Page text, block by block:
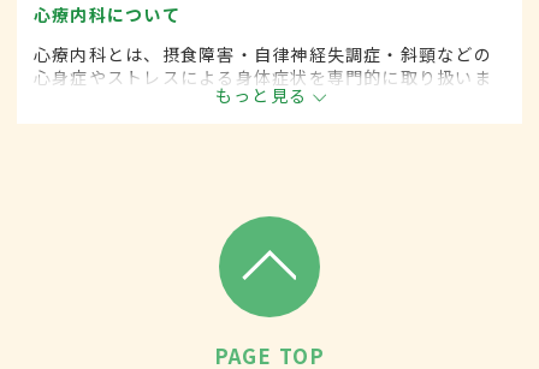
心療内科について
心療内科とは、摂食障害・自律神経失調症・斜頸などの
心身症やストレスによる身体症状を専門的に取り扱いま
もっと見る
PAGE TOP